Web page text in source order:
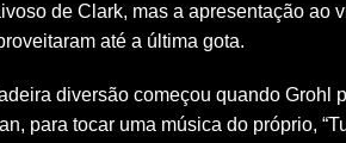
de Clark, mas a apresentação ao
até a última gota.
diversão começou quando Grohl
para tocar uma música do próprio,